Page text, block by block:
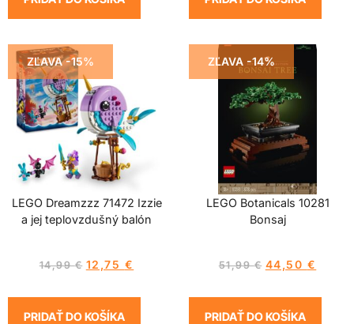
ZĽAVA -15%
LEGO Dreamzzz 71472 Izzie
a jej teplovzdušný balón
14,99€ 12,75 €
PRIDAŤ DO KOŠÍKA
ZĽAVA -14%
LEGO Botanicals 10281
Bonsaj
51,99€ 44,50 €
PRIDAŤ DO KOŠÍKA